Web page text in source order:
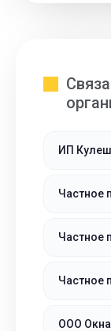
ИП
Частное
Частное
Частное
ООО